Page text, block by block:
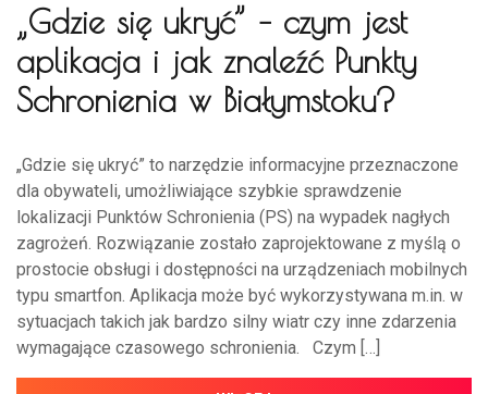
„Gdzie się ukryć” – czym jest
aplikacja i jak znaleźć Punkty
Schronienia w Białymstoku?
„Gdzie się ukryć” to narzędzie informacyjne przeznaczone
dla obywateli, umożliwiające szybkie sprawdzenie
lokalizacji Punktów Schronienia (PS) na wypadek nagłych
zagrożeń. Rozwiązanie zostało zaprojektowane z myślą o
prostocie obsługi i dostępności na urządzeniach mobilnych
typu smartfon. Aplikacja może być wykorzystywana m.in. w
sytuacjach takich jak bardzo silny wiatr czy inne zdarzenia
wymagające czasowego schronienia. Czym […]